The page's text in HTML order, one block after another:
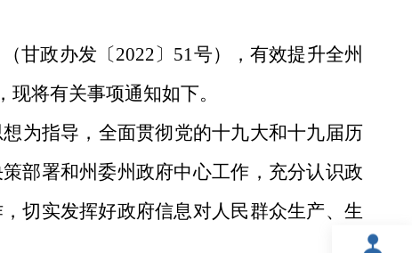
甘政办发〔2022〕51号），有效提升全州
将有关事项通知如下。
为指导，全面贯彻党的十九大和十九届历
部署和州委州政府中心工作，充分认识政
切实发挥好政府信息对人民群众生产、生